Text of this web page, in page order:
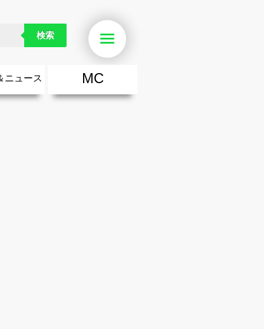
検索
勇気が出る歌
ニュース
ス
ュース
MC